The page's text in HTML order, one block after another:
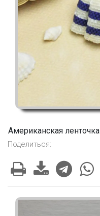
Американская ленточка
Поделиться: